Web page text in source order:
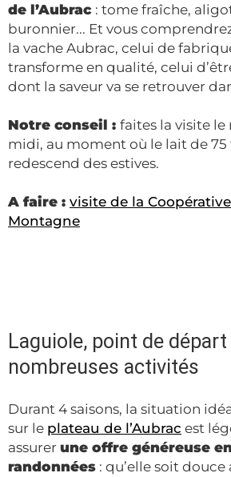
de l’Aubrac : tome fraîche,
buronnier... Et vous
la vache Aubrac, celui de
transforme en qualité, celui
dont la saveur va se retrouver
Notre conseil : faites la visite
midi, au moment où le lait de 75
redescend des estives.
A faire : visite de la
Montagne
Laguiole, point de départ
nombreuses activités
Durant 4 saisons, la situation
sur le plateau de l’Aubrac est
assurer une offre généreuse
randonnées : qu’elle soit